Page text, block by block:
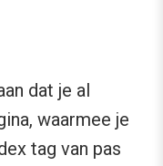
dat je al
waarmee je
tag van pas